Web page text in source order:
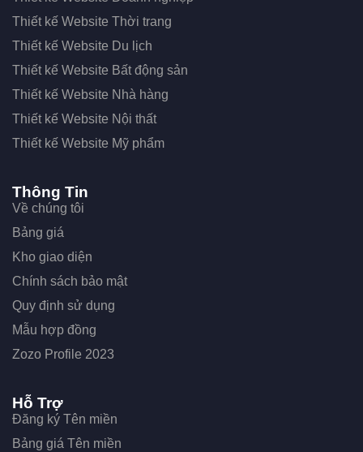
Thiết kế Website Thời trang
Thiết kế Website Du lịch
Thiết kế Website Bất động sản
Thiết kế Website Nhà hàng
Thiết kế Website Nội thất
Thiết kế Website Mỹ phẩm
Thông Tin
Về chúng tôi
Bảng giá
Kho giao diện
Chính sách bảo mật
Quy định sử dụng
Mẫu hợp đồng
Zozo Profile 2023
Hỗ Trợ
Đăng ký Tên miền
Bảng giá Tên miền